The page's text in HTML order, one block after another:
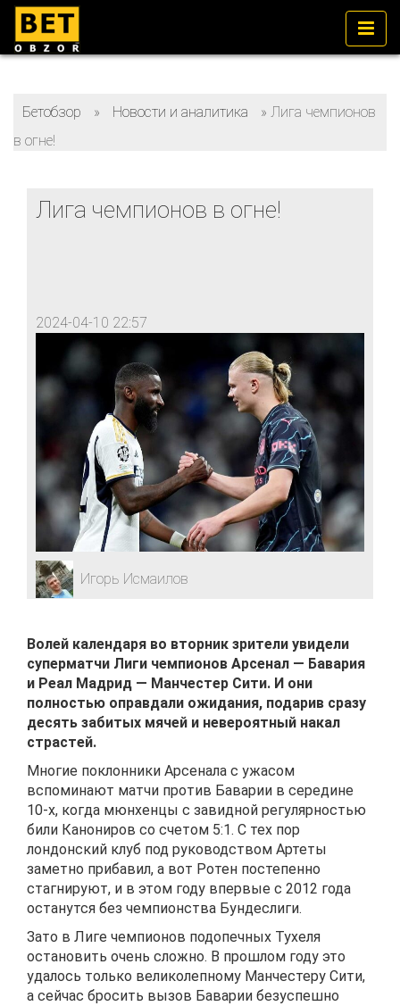
Бетобзор » Новости и аналитика » Лига чемпионов
в огне!
Лига чемпионов в огне!
2024-04-10 22:57
Игорь Исмаилов
Волей календаря во вторник зрители увидели
суперматчи Лиги чемпионов Арсенал — Бавария
и Реал Мадрид — Манчестер Сити. И они
полностью оправдали ожидания, подарив сразу
десять забитых мячей и невероятный накал
страстей.
Многие поклонники Арсенала с ужасом
вспоминают матчи против Баварии в середине
10-х, когда мюнхенцы с завидной регулярностью
били Канониров со счетом 5:1. С тех пор
лондонский клуб под руководством Артеты
заметно прибавил, а вот Ротен постепенно
стагнируют, и в этом году впервые с 2012 года
останутся без чемпионства Бундеслиги.
Зато в Лиге чемпионов подопечных Тухеля
остановить очень сложно. В прошлом году это
удалось только великолепному Манчестеру Сити,
а сейчас бросить вызов Баварии безуспешно